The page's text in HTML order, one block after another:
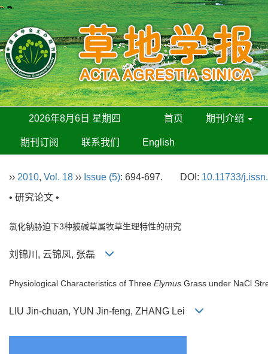
2026年8月6日 星期四 首页 期刊介绍
期刊订阅 联系我们 English
›› 2010, Vol. 18 ›› Issue (5): 694-697. DOI: 10.11733/
• 研究论文 •
氯化钠胁迫下3种披碱草属牧草生理特性的研究
刘锦川, 云锦凤, 张磊
Physiological Characteristics of Three Elymus Grass under NaCl
LIU Jin-chuan, YUN Jin-feng, ZHANG Lei